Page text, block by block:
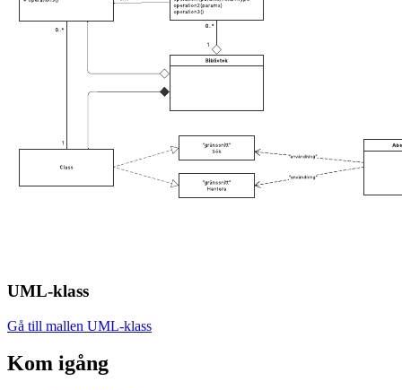
UML-klass
Gå till mallen UML-klass
Kom igång